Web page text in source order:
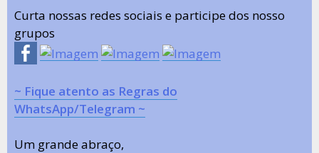
Curta nossas redes sociais e participe dos nosso
grupos
~ Fique atento as Regras do
WhatsApp/Telegram ~
Um grande abraço,